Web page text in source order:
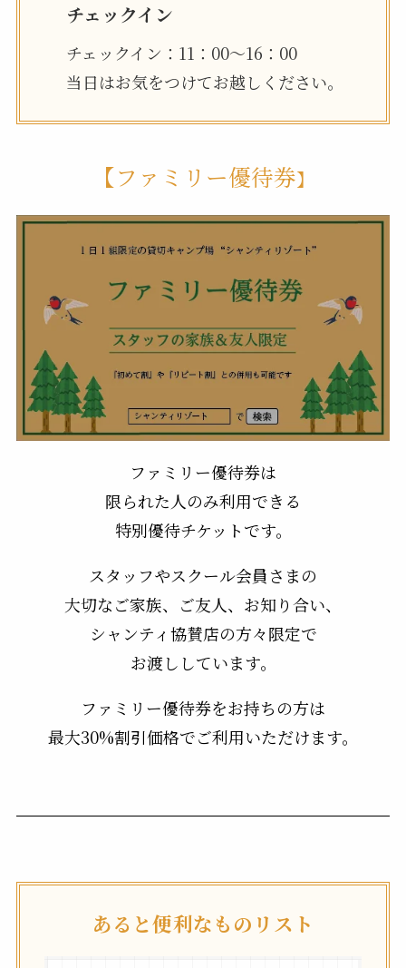
チェックイン
チェックイン：11：00〜16：00
当日はお気をつけてお越しください。
【ファミリー優待券】
ファミリー優待券は
限られた人のみ利用できる
特別優待チケットです。
スタッフやスクール会員さまの
大切なご家族、ご友人、お知り合い、
シャンティ協賛店の方々限定で
お渡ししています。
ファミリー優待券をお持ちの方は
最大30%割引価格でご利用いただけます。
あると便利なものリスト